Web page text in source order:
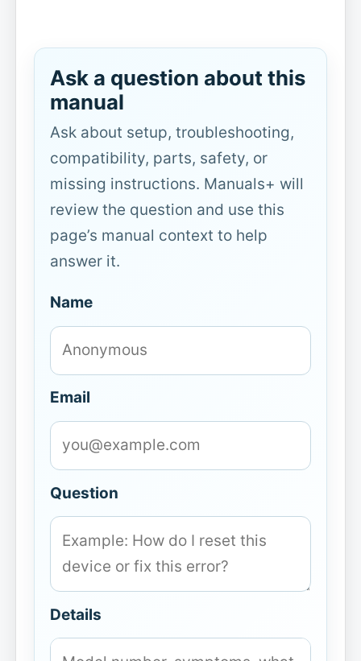
Ask a question about this
manual
Ask about setup, troubleshooting,
compatibility, parts, safety, or
missing instructions. Manuals+ will
review the question and use this
page’s manual context to help
answer it.
Name
Email
Question
Details